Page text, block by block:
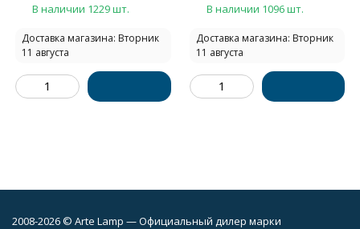
В наличии 1229 шт.
Доставка магазина: Вторник
11 августа
В наличии 1096 шт.
Доставка магазина: Вторник
11 августа
2008-2026 © Arte Lamp — Официальный дилер марки